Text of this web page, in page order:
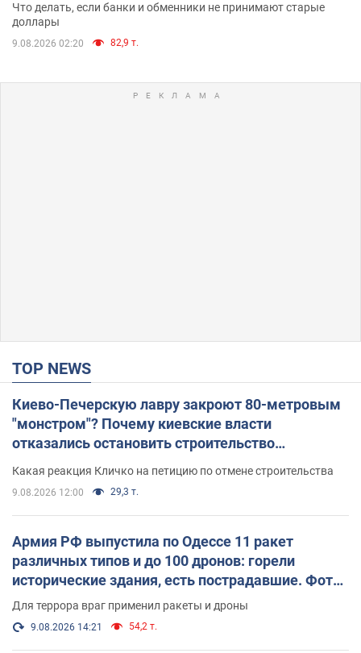
Что делать, если банки и обменники не принимают старые
доллары
9.08.2026 02:20 82,9 т.
TOP NEWS
Киево-Печерскую лавру закроют 80-метровым
"монстром"? Почему киевские власти
отказались остановить строительство
Какая реакция Кличко на петицию по отмене строительства
9.08.2026 12:00 29,3 т.
Армия РФ выпустила по Одессе 11 ракет
различных типов и до 100 дронов: горели
исторические здания, есть пострадавшие. Фото
и видео
Для террора враг применил ракеты и дроны
9.08.2026 14:21 54,2 т.